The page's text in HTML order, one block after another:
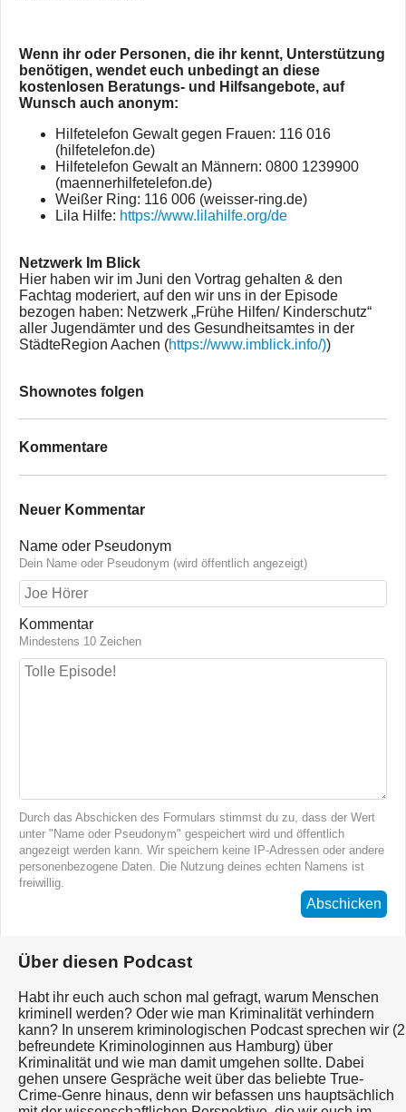
Wenn ihr oder Personen, die ihr kennt, Unterstützung
benötigen, wendet euch unbedingt an diese
kostenlosen Beratungs- und Hilfsangebote, auf
Wunsch auch anonym:
Hilfetelefon Gewalt gegen Frauen: 116 016
(hilfetelefon.de)
Hilfetelefon Gewalt an Männern: 0800 1239900
(maennerhilfetelefon.de)
Weißer Ring: 116 006 (weisser-ring.de)
Lila Hilfe: https://www.lilahilfe.org/de
Netzwerk Im Blick
Hier haben wir im Juni den Vortrag gehalten & den
Fachtag moderiert, auf den wir uns in der Episode
bezogen haben: Netzwerk „Frühe Hilfen/ Kinderschutz“
aller Jugendämter und des Gesundheitsamtes in der
StädteRegion Aachen (https://www.imblick.info/))
Shownotes folgen
Kommentare
Neuer Kommentar
Name oder Pseudonym
Dein Name oder Pseudonym (wird öffentlich angezeigt)
Kommentar
Mindestens 10 Zeichen
Durch das Abschicken des Formulars stimmst du zu, dass der Wert
unter "Name oder Pseudonym" gespeichert wird und öffentlich
angezeigt werden kann. Wir speichern keine IP-Adressen oder andere
personenbezogene Daten. Die Nutzung deines echten Namens ist
freiwillig.
Abschicken
Über diesen Podcast
Habt ihr euch auch schon mal gefragt, warum Menschen
kriminell werden? Oder wie man Kriminalität verhindern
kann? In unserem kriminologischen Podcast sprechen wir (2
befreundete Kriminologinnen aus Hamburg) über
Kriminalität und wie man damit umgehen sollte. Dabei
gehen unsere Gespräche weit über das beliebte True-
Crime-Genre hinaus, denn wir befassen uns hauptsächlich